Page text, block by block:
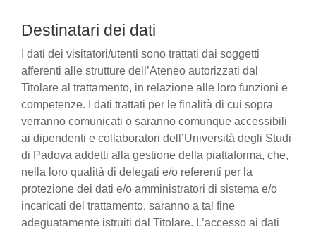
Destinatari dei dati
I dati dei visitatori/utenti sono trattati dai soggetti
afferenti alle strutture dell’Ateneo autorizzati dal
Titolare al trattamento, in relazione alle loro funzioni e
competenze. I dati trattati per le finalità di cui sopra
verranno comunicati o saranno comunque accessibili
ai dipendenti e collaboratori dell’Università degli Studi
di Padova addetti alla gestione della piattaforma, che,
nella loro qualità di delegati e/o referenti per la
protezione dei dati e/o amministratori di sistema e/o
incaricati del trattamento, saranno a tal fine
adeguatamente istruiti dal Titolare. L’accesso ai dati